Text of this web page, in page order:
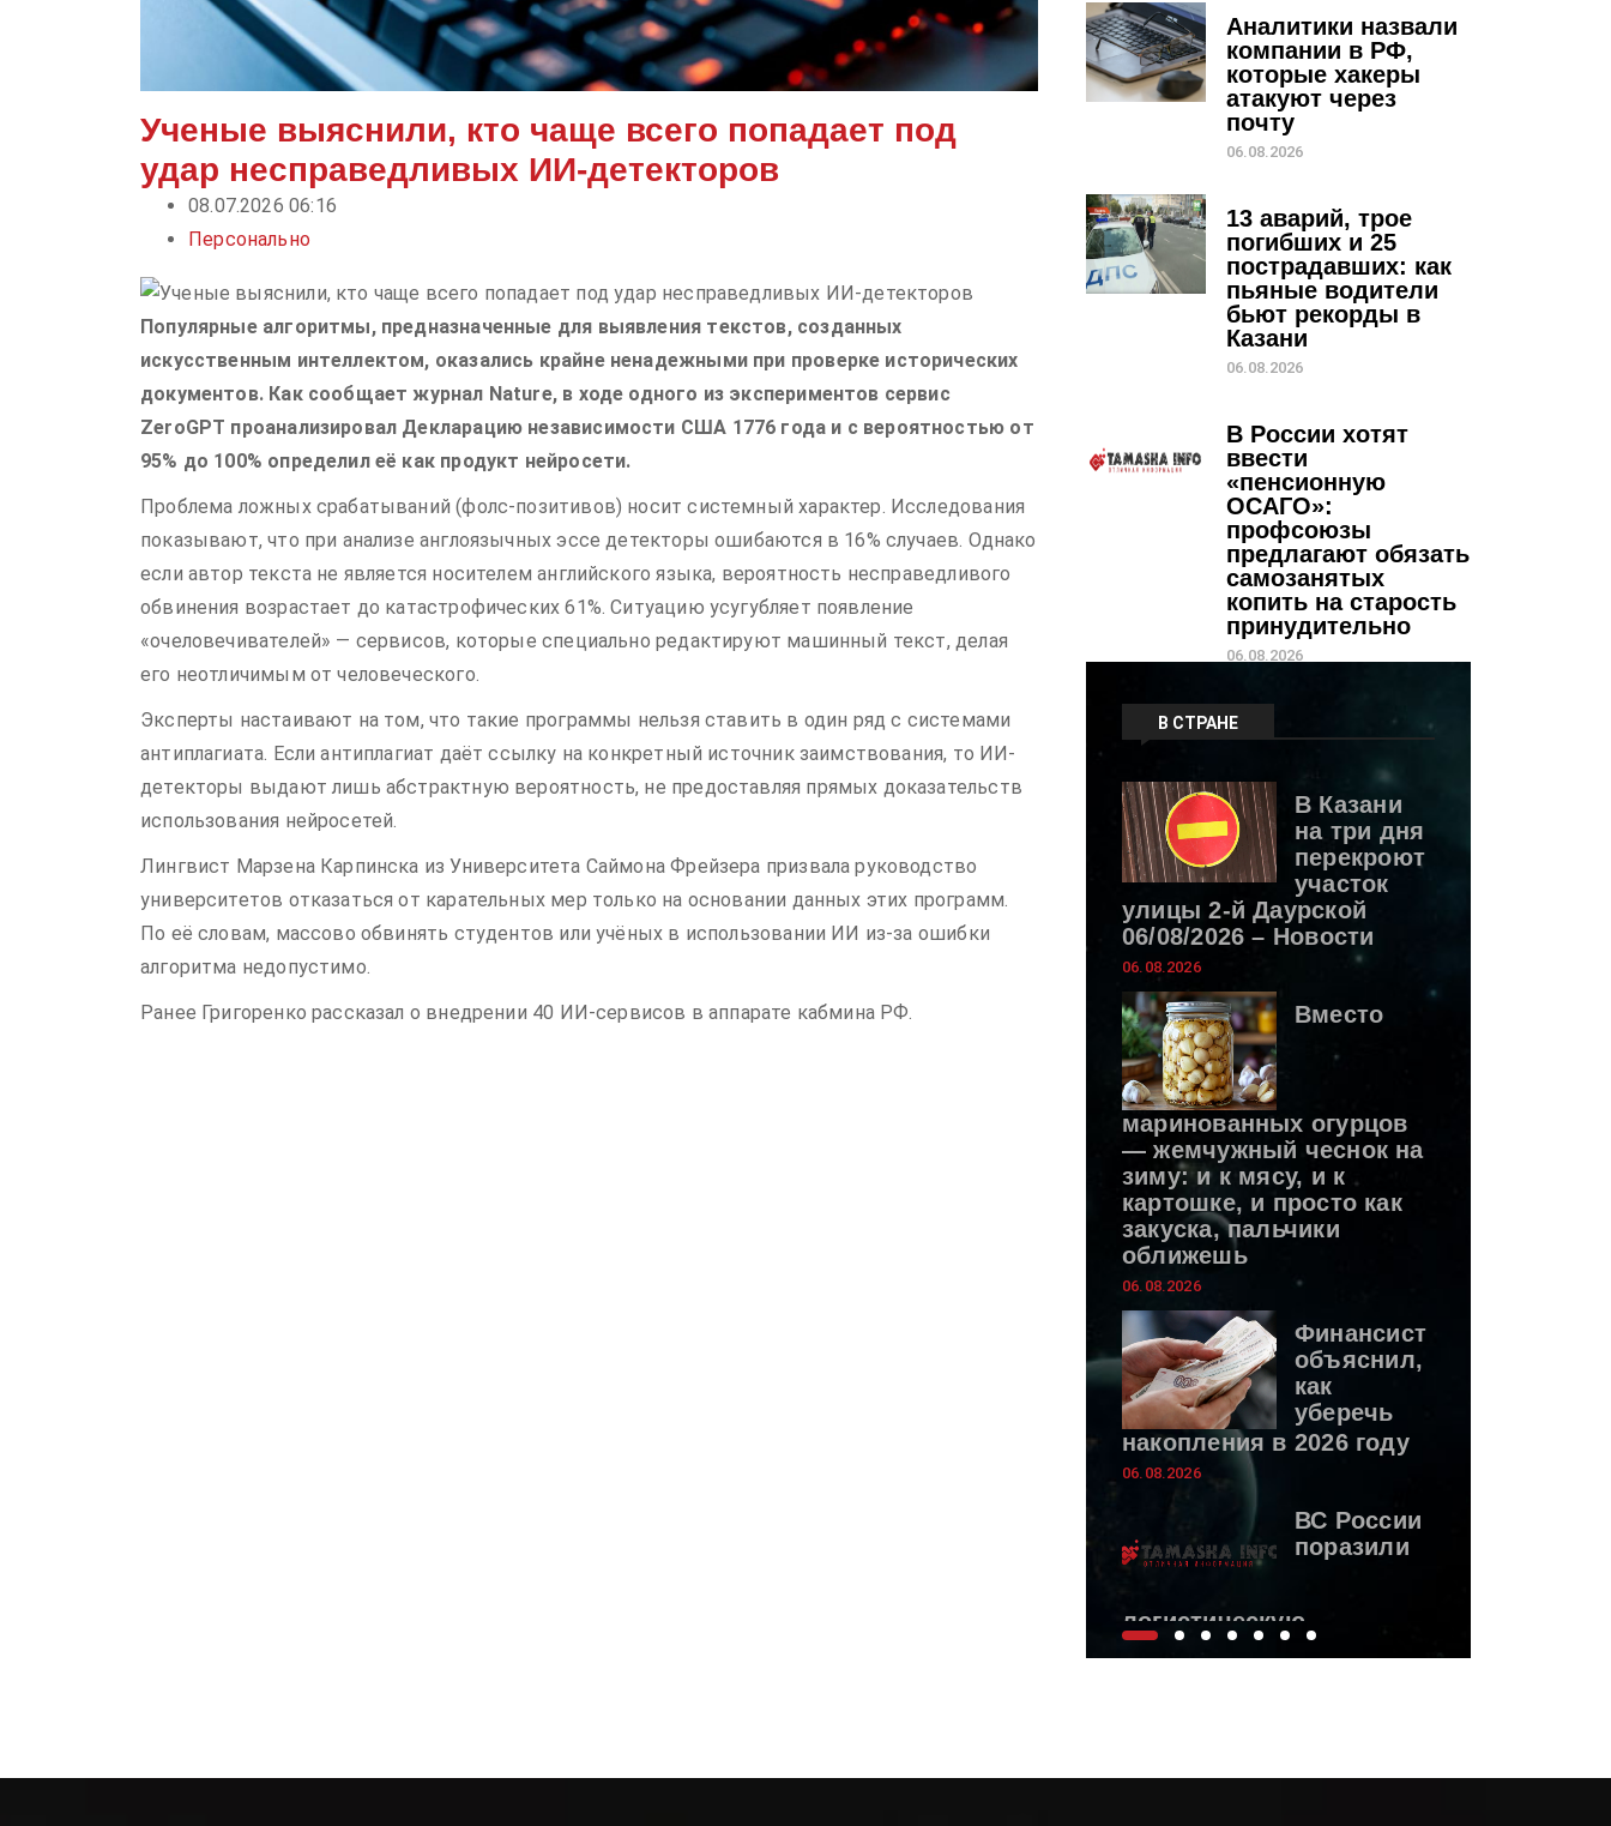
Ученые выяснили, кто чаще всего попадает под
удар несправедливых ИИ-детекторов
08.07.2026 06:16
Персонально
Популярные алгоритмы, предназначенные для выявления текстов, созданных
искусственным интеллектом, оказались крайне ненадежными при проверке исторических
документов. Как сообщает журнал Nature, в ходе одного из экспериментов сервис
ZeroGPT проанализировал Декларацию независимости США 1776 года и с вероятностью от
95% до 100% определил её как продукт нейросети.
Проблема ложных срабатываний (фолс-позитивов) носит системный характер. Исследования
показывают, что при анализе англоязычных эссе детекторы ошибаются в 16% случаев. Однако
если автор текста не является носителем английского языка, вероятность несправедливого
обвинения возрастает до катастрофических 61%. Ситуацию усугубляет появление
«очеловечивателей» — сервисов, которые специально редактируют машинный текст, делая
его неотличимым от человеческого.
Эксперты настаивают на том, что такие программы нельзя ставить в один ряд с системами
антиплагиата. Если антиплагиат даёт ссылку на конкретный источник заимствования, то ИИ-
детекторы выдают лишь абстрактную вероятность, не предоставляя прямых доказательств
использования нейросетей.
Лингвист Марзена Карпинска из Университета Саймона Фрейзера призвала руководство
университетов отказаться от карательных мер только на основании данных этих программ.
По её словам, массово обвинять студентов или учёных в использовании ИИ из-за ошибки
алгоритма недопустимо.
Ранее Григоренко рассказал о внедрении 40 ИИ-сервисов в аппарате кабмина РФ.
Аналитики назвали
компании в РФ,
которые хакеры
атакуют через
почту
06.08.2026
13 аварий, трое
погибших и 25
пострадавших: как
пьяные водители
бьют рекорды в
Казани
06.08.2026
В России хотят
ввести
«пенсионную
ОСАГО»:
профсоюзы
предлагают обязать
самозанятых
копить на старость
принудительно
06.08.2026
В СТРАНЕ
В Казани
на три дня
перекроют
участок
улицы 2-й Даурской
06/08/2026 – Новости
06.08.2026
Вместо
маринованных огурцов
— жемчужный чеснок на
зиму: и к мясу, и к
картошке, и просто как
закуска, пальчики
оближешь
06.08.2026
Финансист
объяснил,
как
уберечь
накопления в 2026 году
06.08.2026
ВС России
поразили
логистическую
инфраструктуру ВСУ